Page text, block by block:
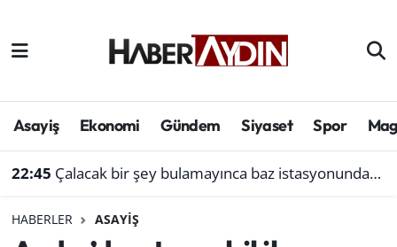
Asayiş Ekonomi Gündem Siyaset Spor
22:45 Çalacak bir şey bulamayınca baz istasyonundan akü çaldı
HABERLER ASAYIŞ
Afyonkarahisar
Çevre
Aydın Hava Durumu
Süper Lig Puan Durumu ve Fikstür